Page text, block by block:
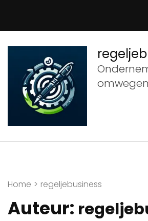
inhoud
(druk
Enter)
Home > regeljebusiness
Auteur: